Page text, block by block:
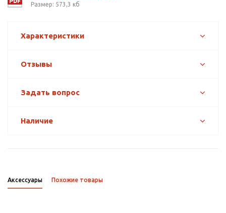
Размер: 573,3 кб
Характеристики
Отзывы
Задать вопрос
Наличие
Аксессуары Похожие товары